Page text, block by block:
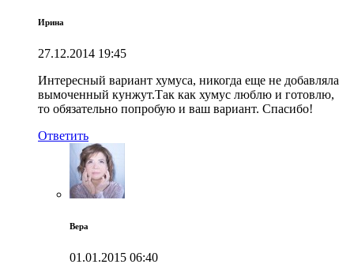
Ирина
27.12.2014 19:45
Интересный вариант хумуса, никогда еще не добавляла
вымоченный кунжут.Так как хумус люблю и готовлю,
то обязательно попробую и ваш вариант. Спасибо!
Ответить
Вера
01.01.2015 06:40